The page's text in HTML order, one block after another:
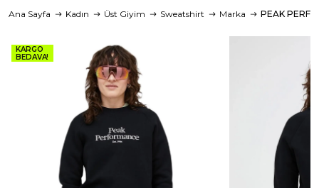
Ana Sayfa Kadın Üst Giyim Sweatshirt Marka PEAK
KARGO
BEDAVA!